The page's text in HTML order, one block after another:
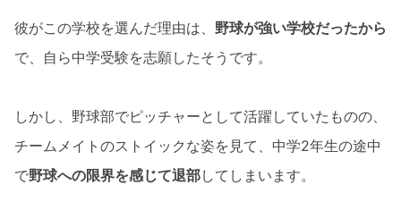
彼がこの学校を選んだ理由は、 野球が強い学校だったから
で、自ら中学受験を志願したそうです。
しかし、野球部でピッチャーとして活躍していたものの、
チームメイトのストイックな姿を見て、中学2年生の途中
で野球への限界を感じて退部してしまいます。